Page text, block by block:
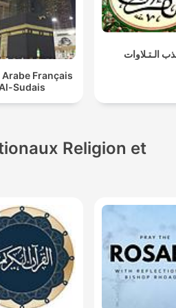
Français
Sudais
الـتـلاوات
Religion et